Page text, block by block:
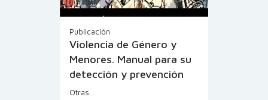
Publicación
Violencia de Género y
Menores. Manual para su
detección y prevención
Otras